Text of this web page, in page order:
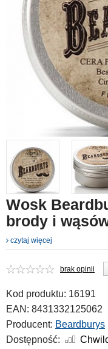
Wosk
brody i
czytaj więcej
brak opinii
Kod produktu: 16191
EAN: 8431332125062
Producent: Beardburys
Dostępność: